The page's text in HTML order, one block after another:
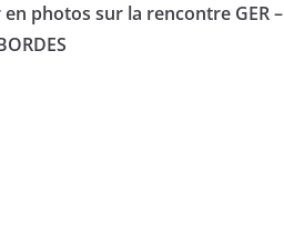
en photos sur la rencontre GER –